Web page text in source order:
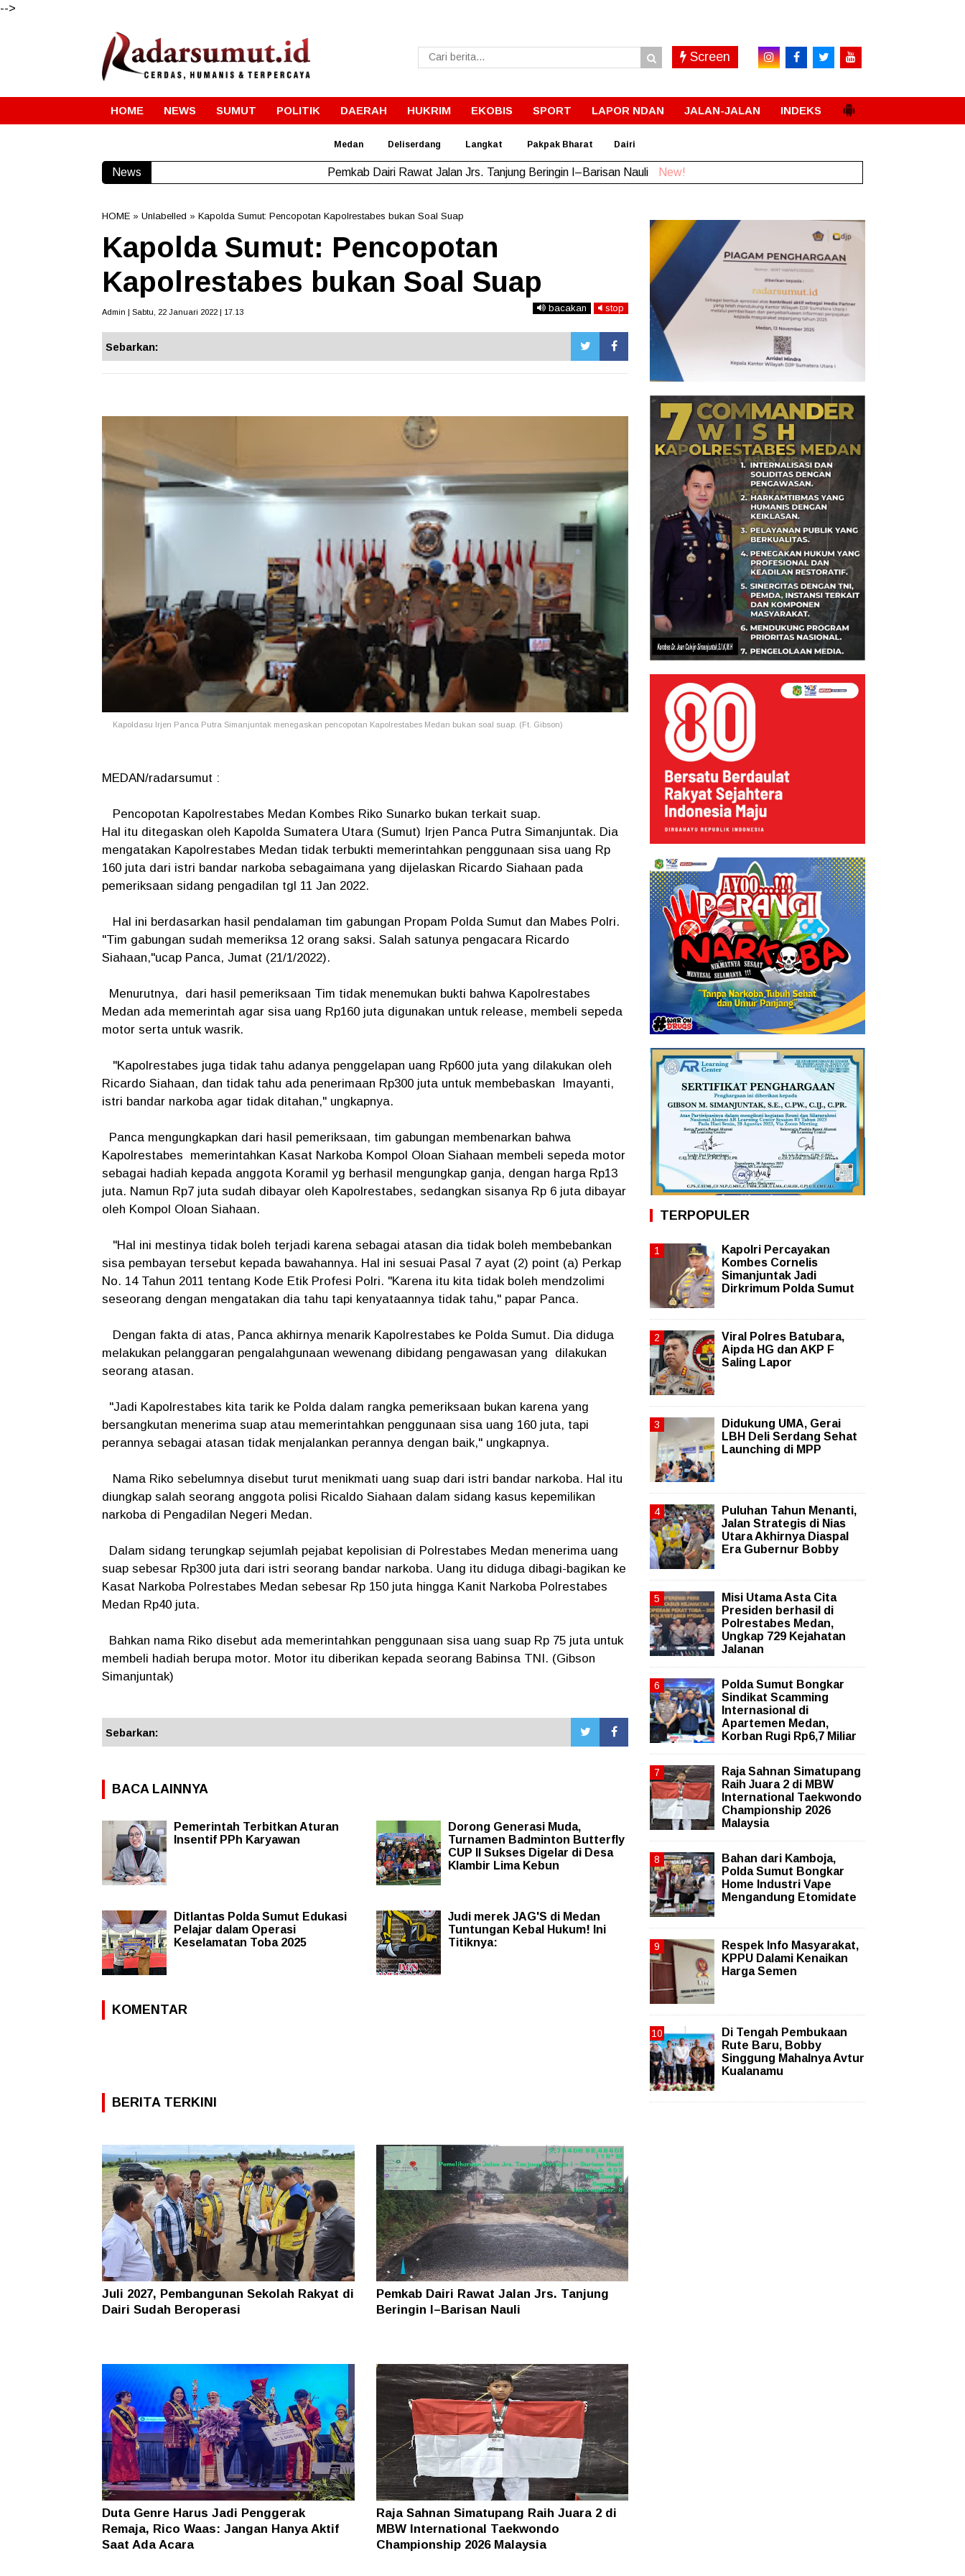
-->
Screen
HOME NEWS SUMUT POLITIK DAERAH HUKRIM EKOBIS SPORT LAPOR NDAN JALAN-JALAN INDEKS
Medan Deliserdang Langkat Pakpak Bharat Dairi
News Pemkab Dairi Rawat Jalan Jrs. Tanjung Beringin I–Barisan Nauli New!
HOME » Unlabelled » Kapolda Sumut: Pencopotan Kapolrestabes bukan Soal Suap
Kapolda Sumut: Pencopotan
Kapolrestabes bukan Soal Suap
Admin | Sabtu, 22 Januari 2022 | 17.13 bacakan stop
Sebarkan:
Kapoldasu Irjen Panca Putra Simanjuntak menegaskan pencopotan Kapolrestabes Medan bukan soal suap. (Ft. Gibson)
MEDAN/radarsumut :
Pencopotan Kapolrestabes Medan Kombes Riko Sunarko bukan terkait suap.
Hal itu ditegaskan oleh Kapolda Sumatera Utara (Sumut) Irjen Panca Putra Simanjuntak. Dia
mengatakan Kapolrestabes Medan tidak terbukti memerintahkan penggunaan sisa uang Rp
160 juta dari istri bandar narkoba sebagaimana yang dijelaskan Ricardo Siahaan pada
pemeriksaan sidang pengadilan tgl 11 Jan 2022.
Hal ini berdasarkan hasil pendalaman tim gabungan Propam Polda Sumut dan Mabes Polri.
"Tim gabungan sudah memeriksa 12 orang saksi. Salah satunya pengacara Ricardo
Siahaan,"ucap Panca, Jumat (21/1/2022).
Menurutnya, dari hasil pemeriksaan Tim tidak menemukan bukti bahwa Kapolrestabes
Medan ada memerintah agar sisa uang Rp160 juta digunakan untuk release, membeli sepeda
motor serta untuk wasrik.
"Kapolrestabes juga tidak tahu adanya penggelapan uang Rp600 juta yang dilakukan oleh
Ricardo Siahaan, dan tidak tahu ada penerimaan Rp300 juta untuk membebaskan Imayanti,
istri bandar narkoba agar tidak ditahan," ungkapnya.
Panca mengungkapkan dari hasil pemeriksaan, tim gabungan membenarkan bahwa
Kapolrestabes memerintahkan Kasat Narkoba Kompol Oloan Siahaan membeli sepeda motor
sebagai hadiah kepada anggota Koramil yg berhasil mengungkap ganja, dengan harga Rp13
juta. Namun Rp7 juta sudah dibayar oleh Kapolrestabes, sedangkan sisanya Rp 6 juta dibayar
oleh Kompol Oloan Siahaan.
"Hal ini mestinya tidak boleh terjadi karena sebagai atasan dia tidak boleh membebankan
sisa pembayan tersebut kepada bawahannya. Hal ini sesuai Pasal 7 ayat (2) point (a) Perkap
No. 14 Tahun 2011 tentang Kode Etik Profesi Polri. "Karena itu kita tidak boleh mendzolimi
seseorang dengan mengatakan dia tahu tapi kenyataannya tidak tahu," papar Panca.
Dengan fakta di atas, Panca akhirnya menarik Kapolrestabes ke Polda Sumut. Dia diduga
melakukan pelanggaran pengalahgunaan wewenang dibidang pengawasan yang dilakukan
seorang atasan.
"Jadi Kapolrestabes kita tarik ke Polda dalam rangka pemeriksaan bukan karena yang
bersangkutan menerima suap atau memerintahkan penggunaan sisa uang 160 juta, tapi
perannya sebagai atasan tidak menjalankan perannya dengan baik," ungkapnya.
Nama Riko sebelumnya disebut turut menikmati uang suap dari istri bandar narkoba. Hal itu
diungkap salah seorang anggota polisi Ricaldo Siahaan dalam sidang kasus kepemilikan
narkoba di Pengadilan Negeri Medan.
Dalam sidang terungkap sejumlah pejabat kepolisian di Polrestabes Medan menerima uang
suap sebesar Rp300 juta dari istri seorang bandar narkoba. Uang itu diduga dibagi-bagikan ke
Kasat Narkoba Polrestabes Medan sebesar Rp 150 juta hingga Kanit Narkoba Polrestabes
Medan Rp40 juta.
Bahkan nama Riko disebut ada memerintahkan penggunaan sisa uang suap Rp 75 juta untuk
membeli hadiah berupa motor. Motor itu diberikan kepada seorang Babinsa TNI. (Gibson
Simanjuntak)
Sebarkan:
BACA LAINNYA
Pemerintah Terbitkan Aturan
Insentif PPh Karyawan
Dorong Generasi Muda,
Turnamen Badminton Butterfly
CUP II Sukses Digelar di Desa
Klambir Lima Kebun
Ditlantas Polda Sumut Edukasi
Pelajar dalam Operasi
Keselamatan Toba 2025
Judi merek JAG'S di Medan
Tuntungan Kebal Hukum! Ini
Titiknya:
KOMENTAR
BERITA TERKINI
Juli 2027, Pembangunan Sekolah Rakyat di
Dairi Sudah Beroperasi
Pemkab Dairi Rawat Jalan Jrs. Tanjung
Beringin I–Barisan Nauli
Duta Genre Harus Jadi Penggerak
Remaja, Rico Waas: Jangan Hanya Aktif
Saat Ada Acara
Raja Sahnan Simatupang Raih Juara 2 di
MBW International Taekwondo
Championship 2026 Malaysia
TERPOPULER
Kapolri Percayakan
Kombes Cornelis
Simanjuntak Jadi
Dirkrimum Polda Sumut
Viral Polres Batubara,
Aipda HG dan AKP F
Saling Lapor
Didukung UMA, Gerai
LBH Deli Serdang Sehat
Launching di MPP
Puluhan Tahun Menanti,
Jalan Strategis di Nias
Utara Akhirnya Diaspal
Era Gubernur Bobby
Misi Utama Asta Cita
Presiden berhasil di
Polrestabes Medan,
Ungkap 729 Kejahatan
Jalanan
Polda Sumut Bongkar
Sindikat Scamming
Internasional di
Apartemen Medan,
Korban Rugi Rp6,7 Miliar
Raja Sahnan Simatupang
Raih Juara 2 di MBW
International Taekwondo
Championship 2026
Malaysia
Bahan dari Kamboja,
Polda Sumut Bongkar
Home Industri Vape
Mengandung Etomidate
Respek Info Masyarakat,
KPPU Dalami Kenaikan
Harga Semen
Di Tengah Pembukaan
Rute Baru, Bobby
Singgung Mahalnya Avtur
Kualanamu